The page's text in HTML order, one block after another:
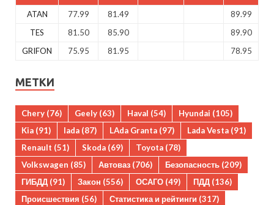
ATAN 77.99 81.49
89.99
TES
81.50 85.90
89.90
GRIFON
75.95 81.95 78.95
МЕТКИ
Chery (76) Geely (63) Haval (54) Hyundai (105)
Kia (91) lada (87) LAda Granta (97) Lada Vesta (91)
Renault (51) Skoda (69) Toyota (78)
Volkswagen (85) Автоваз (706) Безопасность (209)
ГИБДД (91) Закон (556) ОСАГО (49) ПДД (136)
Происшествия (56) Статистика и рейтинги (317)